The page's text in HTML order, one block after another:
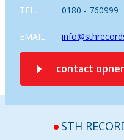
TEL. 0180 - 760999
EMAIL
contact
STH